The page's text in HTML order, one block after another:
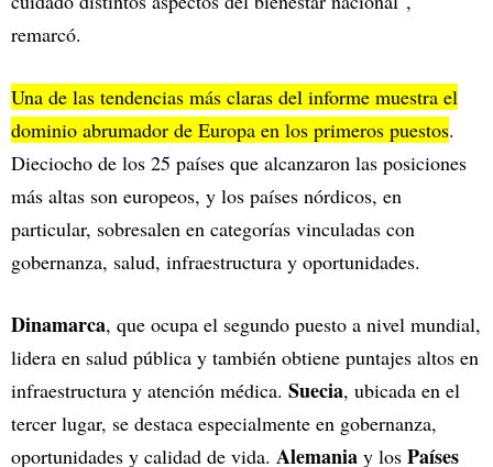
remarcó.
Una de las tendencias más claras del informe muestra el
dominio abrumador de Europa en los primeros puestos.
Dieciocho de los 25 países que alcanzaron las posiciones
más altas son europeos, y los países nórdicos, en
particular, sobresalen en categorías vinculadas con
gobernanza, salud, infraestructura y oportunidades.
Dinamarca, que ocupa el segundo puesto a nivel mundial,
lidera en salud pública y también obtiene puntajes altos en
infraestructura y atención médica. Suecia, ubicada en el
tercer lugar, se destaca especialmente en gobernanza,
oportunidades y calidad de vida. Alemania y los Países